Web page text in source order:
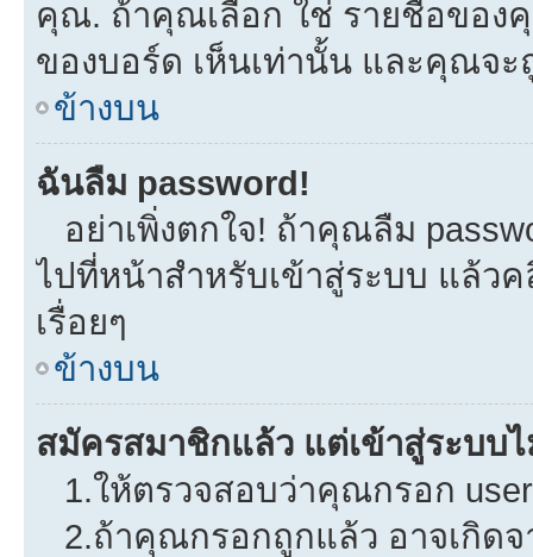
คุณ. ถ้าคุณเลือก ใช่ รายชื่อของ
ของบอร์ด เห็นเท่านั้น และคุณจ
ข้างบน
ฉันลืม password!
อย่าเพิ่งตกใจ! ถ้าคุณลืม
ไปที่หน้าสำหรับเข้าสู่ระบบ แล้ว
เรื่อยๆ
ข้างบน
สมัครสมาชิกแล้ว แต่เข้าสู่ระบบ
1.ให้ตรวจสอบว่าคุณกรอก
2.ถ้าคุณกรอกถูกแล้ว อาจเกิดจ